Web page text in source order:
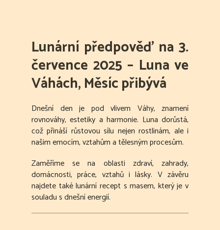
Lunární předpověď na 3.
července 2025 – Luna ve
Váhách, Měsíc přibývá
Dnešní den je pod vlivem Váhy, znamení
rovnováhy, estetiky a harmonie. Luna dorůstá,
což přináší růstovou sílu nejen rostlinám, ale i
našim emocím, vztahům a tělesným procesům.
Zaměříme se na oblasti zdraví, zahrady,
domácnosti, práce, vztahů i lásky. V závěru
najdete také lunární recept s masem, který je v
souladu s dnešní energií.